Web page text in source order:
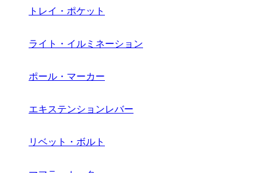
トレイ・ポケット
ライト・イルミネーション
ポール・マーカー
エキステンションレバー
リベット・ボルト